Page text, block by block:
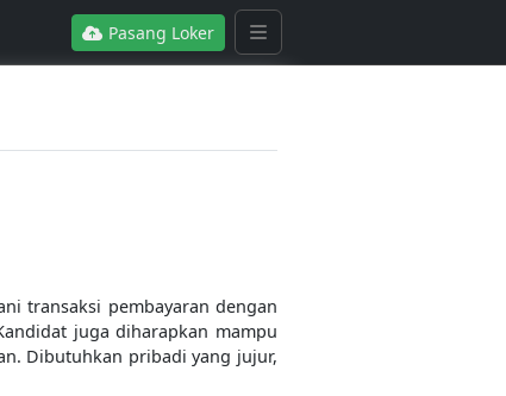
Pasang Loker
transaksi pembayaran dengan
juga diharapkan mampu
Dibutuhkan pribadi yang jujur,